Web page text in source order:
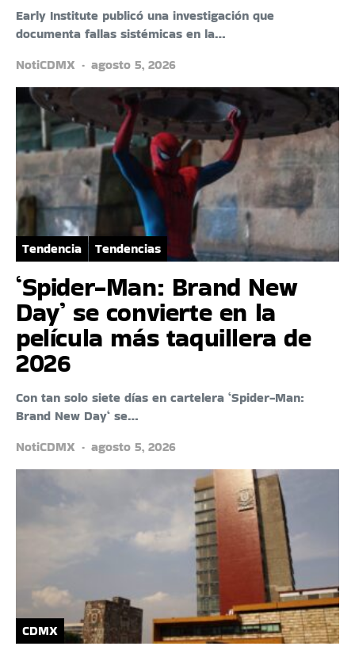
Early Institute publicó una investigación que
documenta fallas sistémicas en la…
NotiCDMX
agosto 5, 2026
Tendencia Tendencias
‘Spider-Man: Brand New
Day’ se convierte en la
película más taquillera de
2026
Con tan solo siete días en cartelera ‘Spider-Man:
Brand New Day‘ se…
NotiCDMX
agosto 5, 2026
CDMX